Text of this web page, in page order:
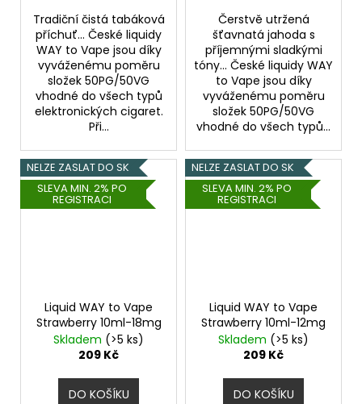
Tradiční čistá tabáková
příchuť... České liquidy
WAY to Vape jsou díky
vyváženému poměru
složek 50PG/50VG
vhodné do všech typů
elektronických cigaret.
Při...
Čerstvě utržená
šťavnatá jahoda s
příjemnými sladkými
tóny... České liquidy WAY
to Vape jsou díky
vyváženému poměru
složek 50PG/50VG
vhodné do všech typů...
NELZE ZASLAT DO SK
SLEVA MIN. 2% PO
REGISTRACI
Liquid WAY to Vape
Strawberry 10ml-18mg
Skladem (>5 ks)
209 Kč
DO KOŠÍKU
NELZE ZASLAT DO SK
SLEVA MIN. 2% PO
REGISTRACI
Liquid WAY to Vape
Strawberry 10ml-12mg
Skladem (>5 ks)
209 Kč
DO KOŠÍKU